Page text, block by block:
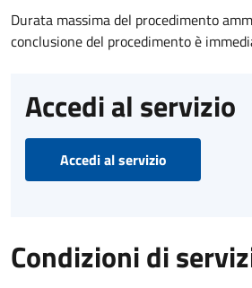
Durata massima del procedimento
conclusione del procedimento è
Accedi al servizio
Accedi al servizio
Condizioni di